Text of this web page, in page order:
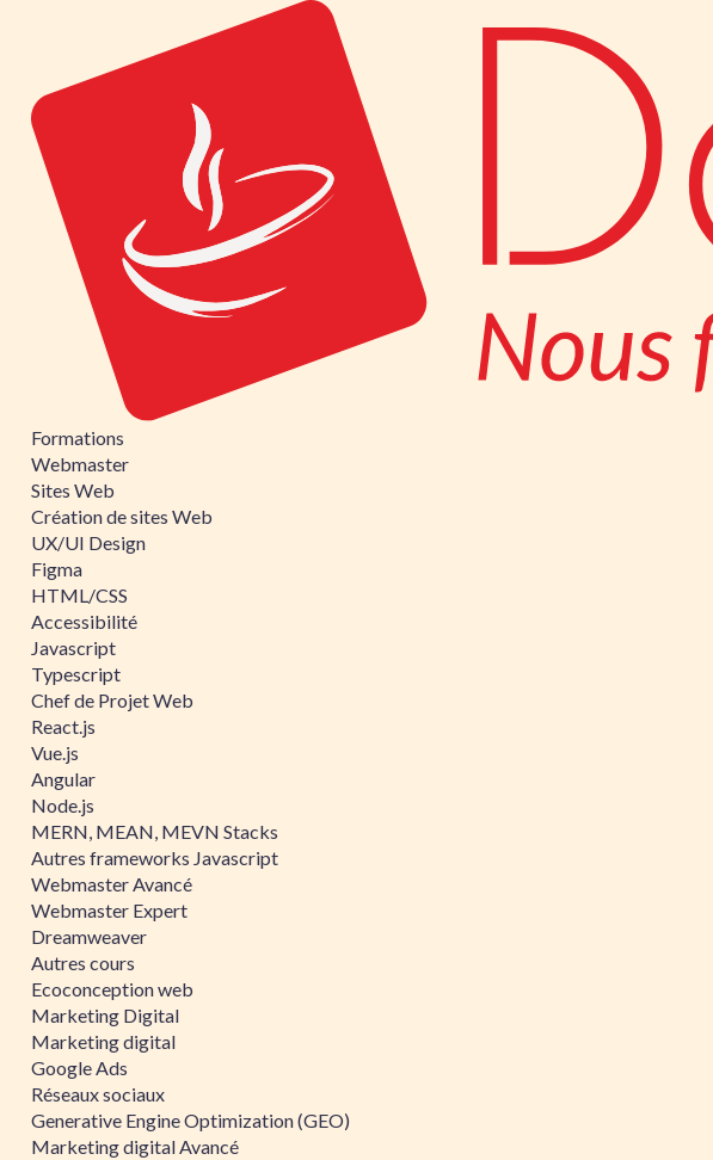
Formations
Webmaster
Sites Web
Création de sites Web
UX/UI Design
Figma
HTML/CSS
Accessibilité
Javascript
Typescript
Chef de Projet Web
React.js
Vue.js
Angular
Node.js
MERN, MEAN, MEVN Stacks
Autres frameworks Javascript
Webmaster Avancé
Webmaster Expert
Dreamweaver
Autres cours
Ecoconception web
Marketing Digital
Marketing digital
Google Ads
Réseaux sociaux
Generative Engine Optimization (GEO)
Marketing digital Avancé